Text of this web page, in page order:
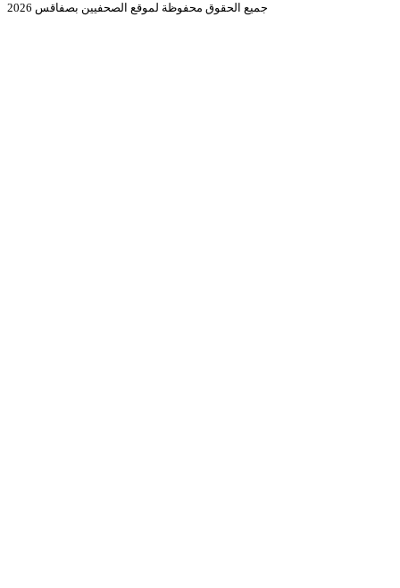
جميع الحقوق محفوظة لموقع الصحفيين بصفاقس 2026